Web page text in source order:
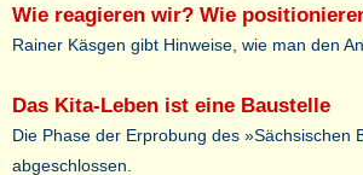
Wie reagieren wir? Wie
Rainer Käsgen gibt Hinweise, wie man den
Das Kita-Leben ist eine Baustelle
Die Phase der Erprobung des »Sächsischen
abgeschlossen.